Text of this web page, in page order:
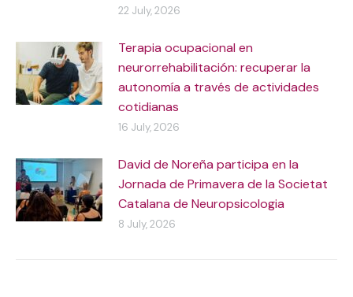
22 July, 2026
Terapia ocupacional en
neurorrehabilitación: recuperar la
autonomía a través de actividades
cotidianas
16 July, 2026
David de Noreña participa en la
Jornada de Primavera de la Societat
Catalana de Neuropsicologia
8 July, 2026